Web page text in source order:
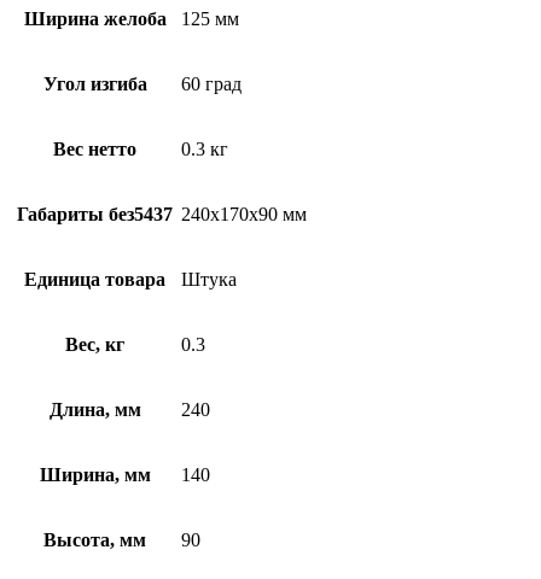
Ширина желоба 125 мм
Угол изгиба 60 град
Вес нетто 0.3 кг
Габариты без5437 240х170х90 мм
Единица товара Штука
Вес, кг 0.3
Длина, мм 240
Ширина, мм 140
Высота, мм 90